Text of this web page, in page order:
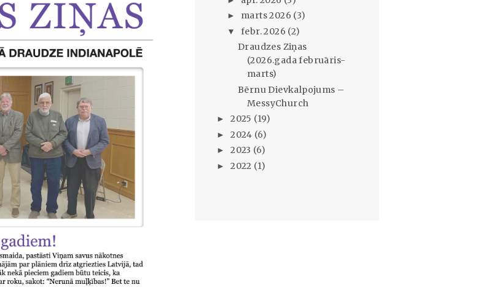
► marts 2026 (3)
▼ febr. 2026 (2)
Draudzes Ziņas
(2026.gada februāris-
marts)
Bērnu Dievkalpojums –
MessyChurch
►2025 (19)
►2024 (6)
►2023 (6)
►2022 (1)